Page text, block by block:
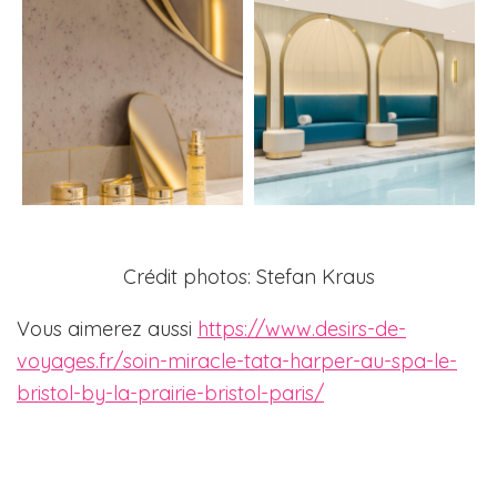
Crédit photos: Stefan Kraus
Vous aimerez aussi https://www.desirs-de-
voyages.fr/soin-miracle-tata-harper-au-spa-le-
bristol-by-la-prairie-bristol-paris/